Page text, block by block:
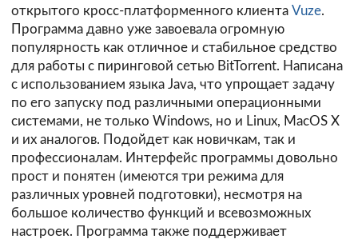
открытого кросс-платформенного клиента Vuze.
Программа давно уже завоевала огромную
популярность как отличное и стабильное средство
для работы с пиринговой сетью BitTorrent. Написана
с использованием языка Java, что упрощает задачу
по его запуску под различными операционными
системами, не только Windows, но и Linux, MacOS X
и их аналогов. Подойдет как новичкам, так и
профессионалам. Интерфейс программы довольно
прост и понятен (имеются три режима для
различных уровней подготовки), несмотря на
большое количество функций и всевозможных
настроек. Программа также поддерживает